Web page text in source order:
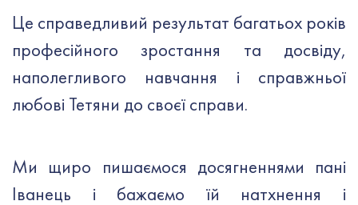
Це справедливий результат багатьох років
професійного зростання та досвіду,
наполегливого навчання і справжньої
любові Тетяни до своєї справи.
Ми щиро пишаємося досягненнями пані
Іванець і бажаємо їй натхнення і